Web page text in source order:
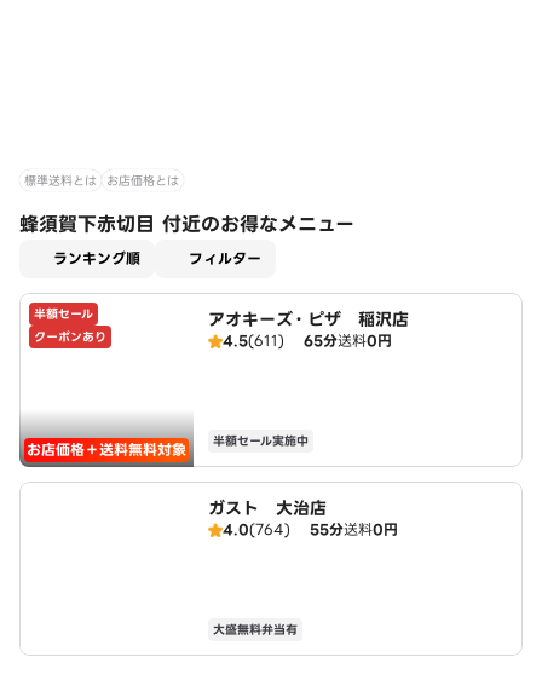
標準送料とは お店価格とは
蜂須賀下赤切目 付近のお得なメニュー
ランキング順 フィルター
半額セール
クーポンあり
お店価格＋送料無料対象
アオキーズ・ピザ 稲沢店
4.5(611) 65分送料0円
半額セール実施中
ガスト 大治店
4.0(764) 55分送料0円
大盛無料弁当有